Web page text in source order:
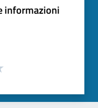
informazioni